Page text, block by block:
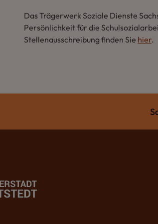
Das Trägerwerk Soziale Dienste
Persönlichkeit für die
Stellenausschreibung finden Sie hier.